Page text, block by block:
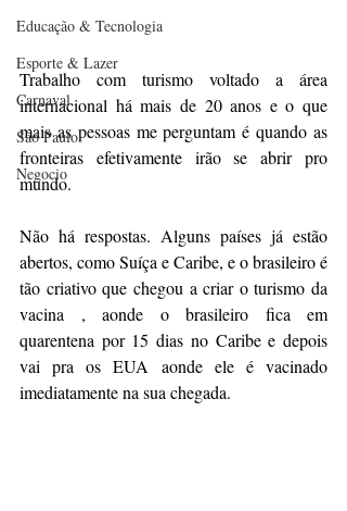
Educação & Tecnologia
Esporte & Lazer
Carnaval
São Paulo
Negocio
Trabalho com turismo voltado a área
internacional há mais de 20 anos e o que
mais as pessoas me perguntam é quando as
fronteiras efetivamente irão se abrir pro
mundo.
Não há respostas. Alguns países já estão
abertos, como Suíça e Caribe, e o brasileiro é
tão criativo que chegou a criar o turismo da
vacina , aonde o brasileiro fica em
quarentena por 15 dias no Caribe e depois
vai pra os EUA aonde ele é vacinado
imediatamente na sua chegada.